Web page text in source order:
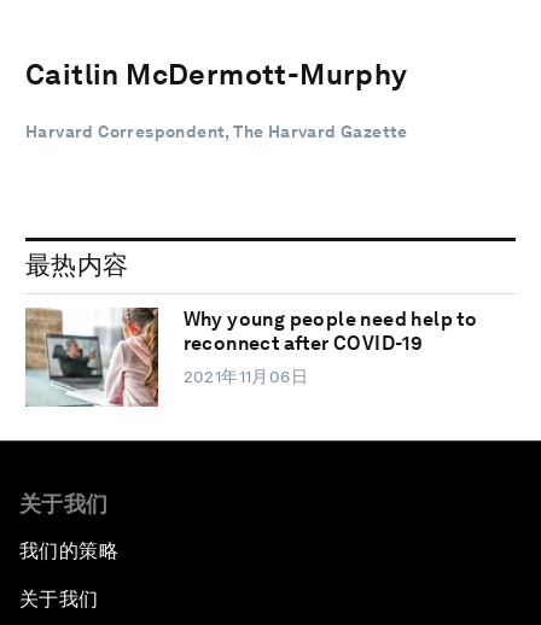
Caitlin McDermott-Murphy
Harvard Correspondent, The Harvard Gazette
最热内容
Why young people need help to
reconnect after COVID-19
2021年11月06日
关于我们
我们的策略
关于我们